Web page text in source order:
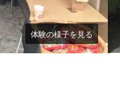
体験の様子を見る